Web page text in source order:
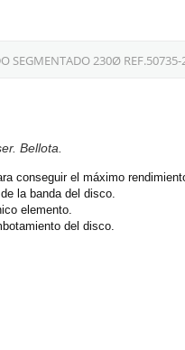
SEGMENTADO 230Ø REF.50735-
Bellota.
conseguir el máximo
la banda del disco.
elemento.
del disco.